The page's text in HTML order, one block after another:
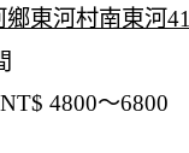
鄉東河村南東河
4800～6800